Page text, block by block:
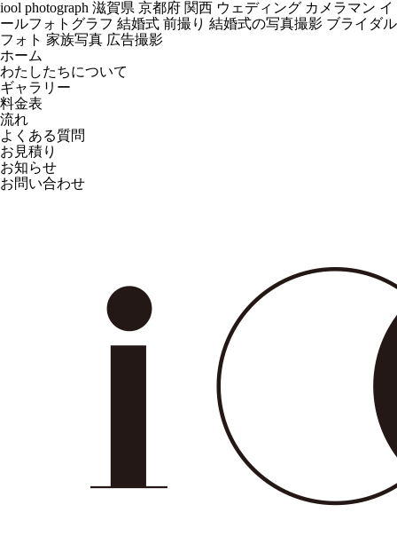
iool photograph 滋賀県 京都府 関西 ウェディング カメラマン イ
ールフォトグラフ 結婚式 前撮り 結婚式の写真撮影 ブライダル
フォト 家族写真 広告撮影
ホーム
わたしたちについて
ギャラリー
料金表
流れ
よくある質問
お見積り
お知らせ
お問い合わせ